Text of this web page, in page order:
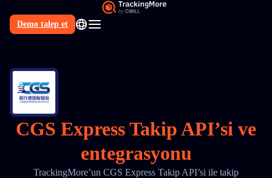
Demo talep et
CGS Express Takip API’si ve
entegrasyonu
TrackingMore’un CGS Express Takip API’si ile takip